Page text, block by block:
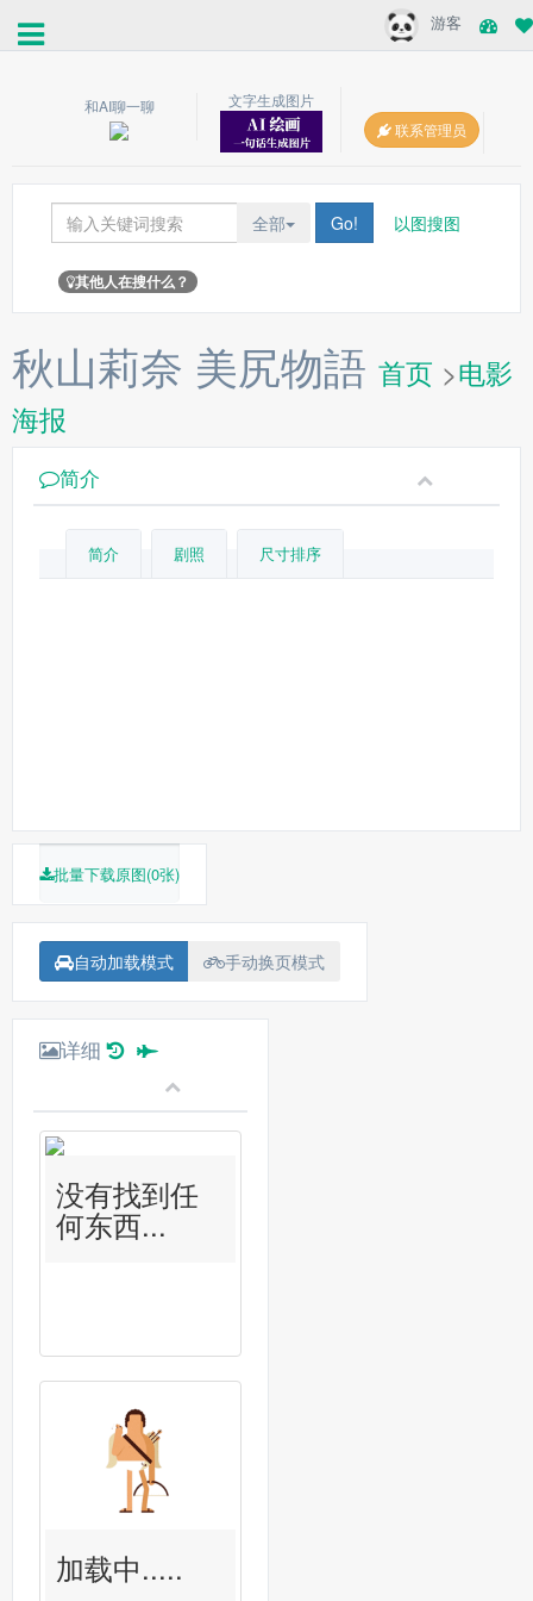
游客
和AI聊一聊
文字生成图片
联系管理员
全部 Go! 以图搜图
其他人在搜什么？
秋山莉奈 美尻物語 首页 >电影
海报
简介
简介 剧照 尺寸排序
批量下载原图(0张)
自动加载模式 手动换页模式
详细
没有找到任
何东西...
加载中.....